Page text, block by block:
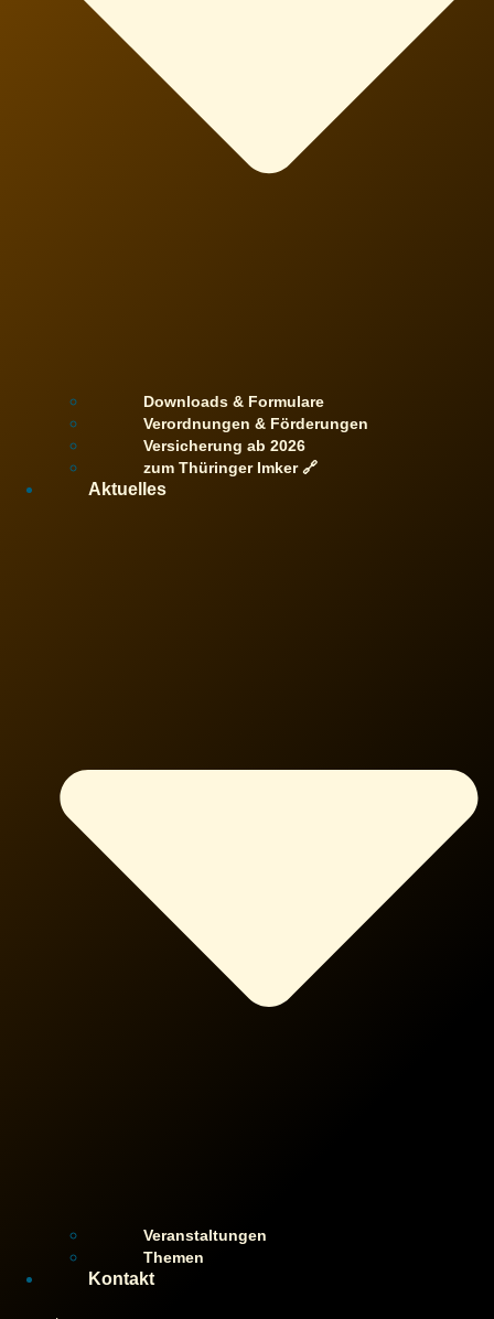
Downloads & Formulare
Verordnungen & Förderungen
Versicherung ab 2026
zum Thüringer Imker 🔗
Aktuelles
Veranstaltungen
Themen
Kontakt